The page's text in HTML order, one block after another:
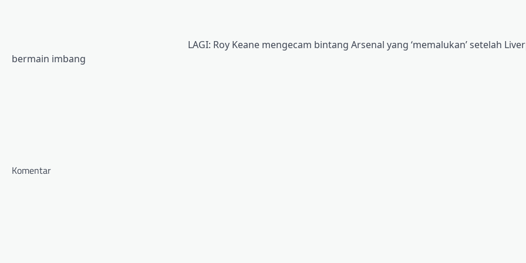
LAGI: Roy Keane mengecam bintang Arsenal yang ‘memalukan’ setelah
bermain imbang
Komentar